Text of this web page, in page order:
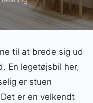
til at brede sig ud
En legetøjsbil her,
er stuen
er en velkendt